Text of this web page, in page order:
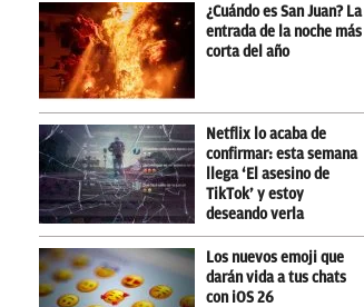
¿Cuándo es San Juan? La
entrada de la noche más
corta del año
Netflix lo acaba de
confirmar: esta semana
llega ‘El asesino de
TikTok’ y estoy
deseando verla
Los nuevos emoji que
darán vida a tus chats
con iOS 26